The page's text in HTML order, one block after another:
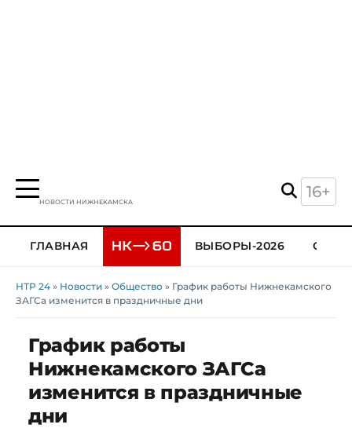
НОВОСТИ НИЖНЕКАМСКА
16+
ГЛАВНАЯ ВЫБОРЫ-2026
НТР 24 » Новости » Общество » График работы Нижнекамского
ЗАГСа изменится в праздничные дни
График работы
Нижнекамского ЗАГСа
изменится в праздничные
дни